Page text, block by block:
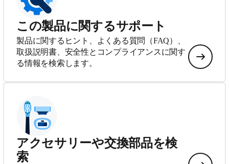
この製品に関するサポート
製品に関するヒント、よくある質問（FAQ）、
取扱説明書、安全性とコンプライアンスに関す
る情報を検索します。
アクセサリーや交換部品を検
索